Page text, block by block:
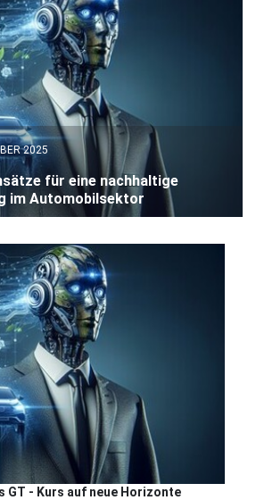
2025
für eine nachhaltige
im Automobilsektor
GT - Kurs auf neue Horizonte